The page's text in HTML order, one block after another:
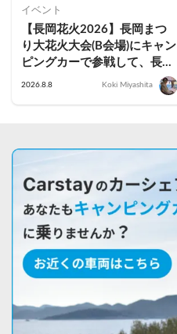
イベント
【長岡花火2026】長岡まつ
り大花火大会(B会場)にキャン
ピングカーで参戦して、長岡
2026.8.8 Koki Miyashita